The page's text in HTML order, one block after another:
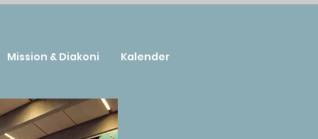
Mission & Diakoni Kalender